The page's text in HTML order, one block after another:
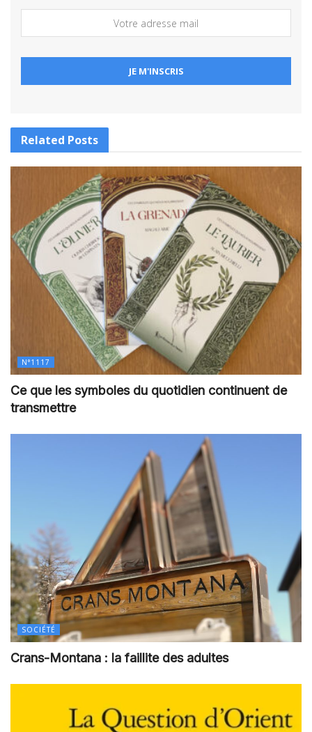
Related Posts
N°1117
Ce que les symboles du quotidien continuent de
transmettre
SOCIÉTÉ
Crans-Montana : la faillite des adultes